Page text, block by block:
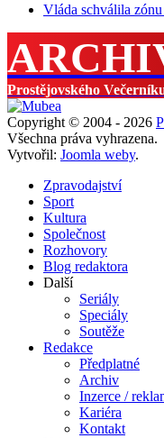
Vláda schválila
Prostějovského
Copyright © 2004 - 2026
Všechna práva vyhrazena.
Vytvořil: Joomla weby.
Zpravodajství
Sport
Kultura
Společnost
Rozhovory
Blog redaktora
Další
Seriály
Speciály
Soutěže
Redakce
Předplatné
Archiv
Inzerce /
Kariéra
Kontakt